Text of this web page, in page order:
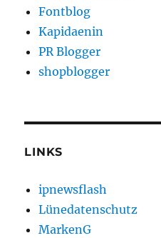
Fontblog
Kapidaenin
PR Blogger
shopblogger
LINKS
ipnewsflash
Lünedatenschutz
MarkenG